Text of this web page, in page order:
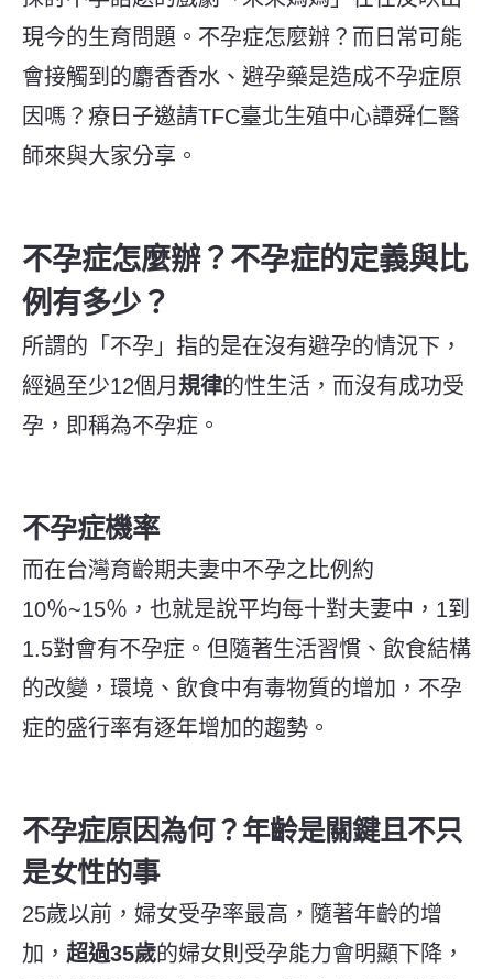
現今的生育問題。不孕症怎麼辦？而日常可能
會接觸到的麝香香水、避孕藥是造成不孕症原
因嗎？療日子邀請TFC臺北生殖中心譚舜仁醫
師來與大家分享。
不孕症怎麼辦？不孕症的定義與比
例有多少？
所謂的「不孕」指的是在沒有避孕的情況下，
經過至少12個月 規律的性生活，而沒有成功受
孕，即稱為不孕症。
不孕症機率
而在台灣育齡期夫妻中不孕之比例約
10％~15％，也就是說平均每十對夫妻中，1到
1.5對會有不孕症。但隨著生活習慣、飲食結構
的改變，環境、飲食中有毒物質的增加，不孕
症的盛行率有逐年增加的趨勢。
不孕症原因為何？年齡是關鍵且不只
是女性的事
25歲以前，婦女受孕率最高，隨著年齡的增
加， 超過35歲的婦女則受孕能力會明顯下降，